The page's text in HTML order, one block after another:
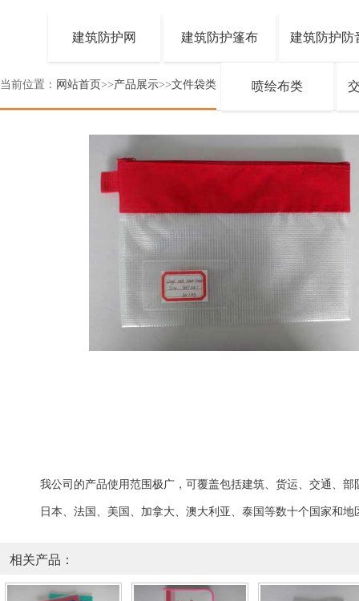
建筑防护网 建筑防护篷布 建筑防护防
喷绘布类
当前位置： 网站首页>>产品展示>>文件袋类
我公司的产品使用范围极广，可覆盖包括建筑、 货运、交通、 部
日本、法国、美国、加拿大、澳大利亚、泰国等数十个国家和地
相关产品：